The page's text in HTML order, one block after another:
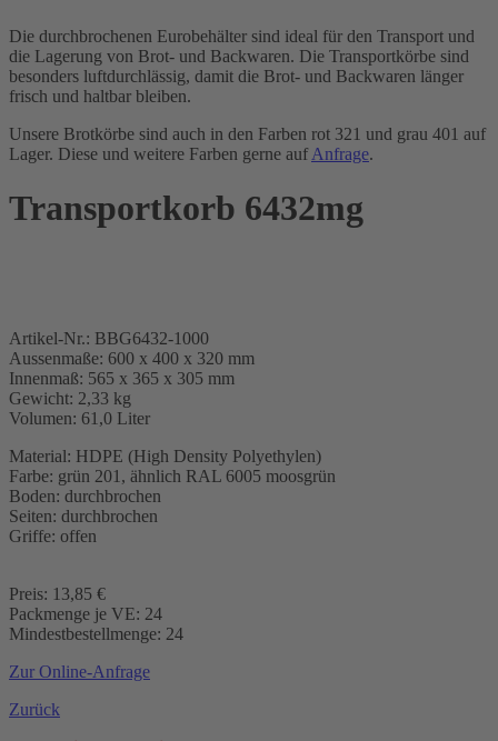
Die durchbrochenen Eurobehälter sind ideal für den Transport und
die Lagerung von Brot- und Backwaren. Die Transportkörbe sind
besonders luftdurchlässig, damit die Brot- und Backwaren länger
frisch und haltbar bleiben.
Unsere Brotkörbe sind auch in den Farben rot 321 und grau 401 auf
Lager. Diese und weitere Farben gerne auf Anfrage.
Transportkorb 6432mg
Artikel-Nr.: BBG6432-1000
Aussenmaße: 600 x 400 x 320 mm
Innenmaß: 565 x 365 x 305 mm
Gewicht: 2,33 kg
Volumen: 61,0 Liter
Material: HDPE (High Density Polyethylen)
Farbe: grün 201, ähnlich RAL 6005 moosgrün
Boden: durchbrochen
Seiten: durchbrochen
Griffe: offen
Preis: 13,85 €
Packmenge je VE: 24
Mindestbestellmenge: 24
Zur Online-Anfrage
Zurück